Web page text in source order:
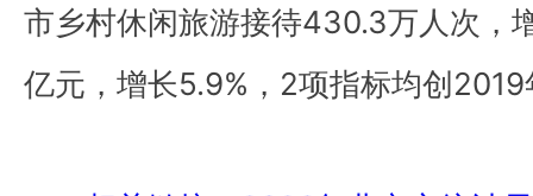
市乡村休闲旅游接待430.3万人次，
亿元，增长5.9%， 2项指标均创